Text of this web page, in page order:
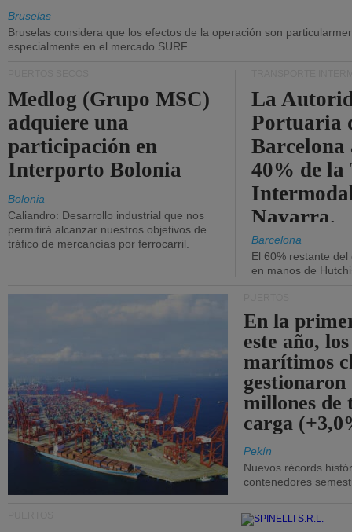
Bruselas
Bruselas considera que los efectos de la operación son
especialmente en el mercado SURF.
Medlog (Grupo MSC)
adquiere una
participación en
Interporto Bolonia
Bolonia
Caliandro: Desarrollo industrial que nos
permitirá alcanzar nuestros objetivos de
tráfico de mercancías por ferrocarril.
La
Portuaria
40% de la
Navarra.
Barcelona
El 60% restante
en manos de
En la
este año,
marítimos
gestionaron
millones de
carga
Pekín
Nuevos récords
contenedores